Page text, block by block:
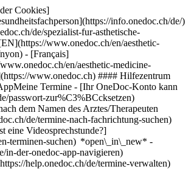
Cookies]
info.onedoc.ch/de/)
de/spezialist-fur-asthetische-
www.onedoc.ch/en/aesthetic-
- [Français]
en/aesthetic-medicine-
www.onedoc.ch) #### Hilfezentrum
Termine - [Ihr OneDoc-Konto kann
passwort-zur%C3%BCcksetzen)
dem Namen des Arztes/Therapeuten
de/termine-nach-fachrichtung-suchen)
eine Videosprechstunde?]
terminen-suchen) *open\_in\_new* -
in-der-onedoc-app-navigieren)
de/injektion-von-hyaluronsaure/nyon), [Rhinoplastik | Nasenoperation](https://www.onedoc.ch/de/rhinoplastik-nasenoperation/nyon), [Facelifting](https://www.onedoc.ch/de/facelifting/nyon), [Injektion von plättchenreichem Plasma | PRP | Vampire Lift](https://www.onedoc.ch/de/injektion-von-plattchenreichem-plasma-prp-vampire-lift/nyon)Mehr anzeigen *chevron\_left* Mo. 03 Aug. *chevron\_right* Mehr Termine anzeigen *error\_outline* Beim Laden der Verfügbarkeiten ist ein Fehler aufgetreten [Erneut versuchen](https://www.onedoc.ch) Expertisen:[Fettabsaugung | Liposuktion](https://www.onedoc.ch/de/fettabsaugung-liposuktion/nyon), [Lipofilling | | Lipostruktur](https://www.onedoc.ch/de/lipofilling-lipostruktur/nyon), [Morphologische und Anti-Aging-Medizin](https://www.onedoc.ch/de/morphologische-und-anti-aging-medizin/nyon), [Brustimplantat | Brustvergrösserung](https://www.onedoc.ch/de/brustimplantat-brustvergrosserung/nyon), [Injektion von Botulinumtoxin](https://www.onedoc.ch/de/injektion-von-botulinumtoxin/nyon), [Injektion von Hyaluronsäure](https://www.onedoc.ch/de/injektion-von-hyaluronsaure/nyon), [Rhinoplastik | Nasenoperation](https://www.onedoc.ch/de/rhinoplastik-nasenoperation/nyon), [Facelifting](https://www.onedoc.ch/de/facelifting/nyon), [Injektion von plättchenreichem Plasma | PRP | Vampire Lift](https://www.onedoc.ch/de/injektion-von-plattchenreichem-plasma-prp-vampire-lift/nyon)Mehr anzeigen [![Dr. Gaël Piquilloud, Plastischer & Rekonstruktiver Chirurg in Nyon](https://assets.onedoc.ch/images/users/252ce666145dec7d55d28aa7e074c6c116d63eddd72d36e22097a16c8a927935-small.jpg "Dr. Gaël Piquilloud, Plastischer & Rekonstruktiver Chirurg in Nyon")](https://www.onedoc.ch/de/plastischer-rekonstruktiver-chirurg/nyon/pczp1/dr-gael-piquilloud) ### [Dr. Gaël Piquilloud](https://www.onedoc.ch/de/plastischer-rekonstruktiver-chirurg/nyon/pczp1/dr-gael-piquilloud) ![Abzeichen, das ein verifiziertes Profil kennzeichnet](https://www.onedoc.ch/assets/images/icons/checkmark.svg) [Plastischer & Rekonstruktiver Chirurg](https://www.onedoc.ch/de/plastischer-rekonstruktiver-chirurg/nyon), Spezialist für ästhetische Medizin [Clinique Médico-Chirurgicale Nyon - CMCN](https://www.onedoc.ch/de/klinik/nyon/eban7/clinique-medico-chirurgicale-nyon-cmcn) Rue de la Morâche 9 1260 Nyon ![Patient mit Pluszeichen, der anzeigt, dass neue Patienten angenommen werden](https://www.onedoc.ch/assets/images/icons/new-patients.svg)Akzeptiert neue Patienten [Termin buchen](https://www.onedoc.ch/de/plastischer-rekonstruktiver-chirurg/nyon/pczp1/dr-gael-piquilloud) Expertisen:[Brustverkleinerung](https://www.onedoc.ch/de/brustverkleinerung/nyon), [Brustimplantat | Brustvergrösserung](https://www.onedoc.ch/de/brustimplantat-brustvergrosserung/nyon), [Rhinoplastik | Nasenoperation](https://www.onedoc.ch/de/rhinoplastik-nasenoperation/nyon), [Blepharoplastik | Augenlidchirurgie](https://www.onedoc.ch/de/blepharoplastik-augenlidchirurgie/nyon), [Facelifting](https://www.onedoc.ch/de/facelifting/nyon), [Fettabsaugung | Liposuktion](https://www.onedoc.ch/de/fettabsaugung-liposuktion/nyon), [Lipofilling | | Lipostruktur](https://www.onedoc.ch/de/lipofilling-lipostruktur/nyon), [Brustrekonstruktion](https://www.onedoc.ch/de/brustrekonstruktion/nyon), [Injektion von Botulinumtoxin](https://www.onedoc.ch/de/injektion-von-botulinumtoxin/nyon), [Injektion von Hyaluronsäure](https://www.onedoc.ch/de/injektion-von-hyaluronsaure/nyon), [Injektion von plättchenreichem Plasma | PRP | Vampire Lift](https://www.onedoc.ch/de/injektion-von-plattchenreichem-plasma-prp-vampire-lift/nyon), [Peeling](https://www.onedoc.ch/de/peeling/nyon), [Abdominoplastik | Bauchdeckenstraffung | Bauchchirurgie](https://www.onedoc.ch/de/abdominoplastik-bauchdeckenstraffung-bauchchirurgie/nyon)Mehr anzeigen *chevron\_left* Mo. 03 Aug. *chevron\_right* Mehr Termine anzeigen *error\_outline* Beim Laden der Verfügbarkeiten ist ein Fehler aufgetreten [Erneut versuchen](https://www.onedoc.ch) Expertisen:[Brustverkleinerung](https://www.onedoc.ch/de/brustverkleinerung/nyon), [Brustimplantat | Brustvergrösserung](https://www.onedoc.ch/de/brustimplantat-brustvergrosserung/nyon), [Rhinoplastik | Nasenoperation](https://www.onedoc.ch/de/rhinoplastik-nasenoperation/nyon), [Blepharoplastik | Augenlidchirurgie](https://www.onedoc.ch/de/blepharoplastik-augenlidchirurgie/nyon), [Facelifting](https://www.onedoc.ch/de/facelifting/nyon), [Fettabsaugung | Liposuktion](https://www.onedoc.ch/de/fettabsaugung-liposuktion/nyon), [Lipofilling | | Lipostruktur](https://www.onedoc.ch/de/lipofilling-lipostruktur/nyon), [Brustrekonstruktion](https://www.onedoc.ch/de/brustrekonstruktion/nyon), [Injektion von Botulinumtoxin](https://www.onedoc.ch/de/injektion-von-botulinumtoxin/nyon), [Injektion von Hyaluronsäure](https://www.onedoc.ch/de/injektion-von-hyaluronsaure/nyon), [Injektion von plättchenreichem Plasma | PRP | Vampire Lift](https://www.onedoc.ch/de/injektion-von-plattchenreichem-plasma-prp-vampire-lift/nyon), [Peeling](https://www.onedoc.ch/de/peeling/nyon), [Abdominoplastik | Bauchdeckenstraffung | Bauchchirurgie](https://www.onedoc.ch/de/abdominoplastik-bauchdeckenstraffung-bauchchirurgie/nyon)Mehr anzeigen [![Dr. Daniel Haselbach - Nyon, Plastischer & Rekonstruktiver Chirurg in Nyon](https://assets.onedoc.ch/images/users/7fe0d494149369129438e69b52741589a34bcdff3d0e5ee244b3ede57a5899b3-small.jpg "Dr. Daniel Haselbach - Nyon, Plastischer & Rekonstruktiver Chirurg in Nyon")](https://www.onedoc.ch/de/plastischer-rekonstruktiver-chirurg/nyon/pyhh/dr-daniel-haselbach-nyon) ### [Dr. Daniel Haselbach - Nyon](https://www.onedoc.ch/de/plastischer-rekonstruktiver-chirurg/nyon/pyhh/dr-daniel-haselbach-nyon) ![Abzeichen, das ein verifiziertes Profil kennzeichnet](https://www.onedoc.ch/assets/images/icons/checkmark.svg) [Plastischer & Rekonstruktiver Chirurg](https://www.onedoc.ch/de/plastischer-rekonstruktiver-chirurg/nyon), Spezialist für ästhetische Medizin [Leman Aesthetic Clinic Nyon](https://www.onedoc.ch/de/medizinische-praxis/nyon/eqg0/leman-aesthetic-clinic-nyon) Allée de la Petite Prairie 2 1260 Nyon ![Patient mit Pluszeichen, der anzeigt, dass neue Patienten angenommen werden](https://www.onedoc.ch/assets/images/icons/new-patients.svg)Akzeptiert neue Patienten [Termin buchen](https://www.onedoc.ch/de/plastischer-rekonstruktiver-chirurg/nyon/pyhh/dr-daniel-haselbach-nyon) Expertisen:[Morphologische und Anti-Aging-Medizin](htt